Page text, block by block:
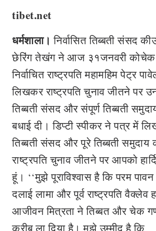
tibet.net
धर्मशाला। निर्वासित तिब्बती संसद
छेरिंग तेखंग ने आज ३१जनवरी कोचेक
निर्वाचित राष्ट्रपति महामहिम पेट्र
लिखकर राष्ट्रपति चुनाव जीतने पर
तिब्बती संसद और संपूर्ण तिब्बती
बधाई दी। डिप्टी स्पीकर ने पत्र में
तिब्बती संसद और पूरे तिब्बती
राष्ट्रपति चुनाव जीतने पर आपको
हूं। ‘‘मुझे पूराविश्वास है कि परम
दलाई लामा और पूर्व राष्ट्रपति वैक्लेव
आजीवन मित्रता ने तिब्बत और चेक
करीब ला दिया है। मुझे उम्मीद है कि